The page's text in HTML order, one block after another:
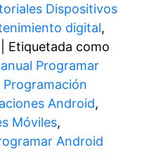
Dispositivos
digital,
Etiquetada como
Programar
Programación
Android,
Móviles,
Android